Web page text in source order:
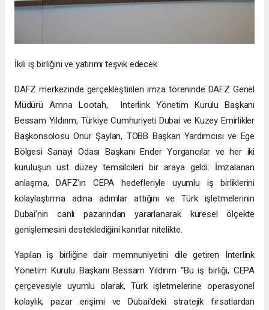
İkili iş birliğini ve yatırımı teşvik edecek
DAFZ merkezinde gerçekleştirilen imza töreninde DAFZ Genel
Müdürü Amna Lootah, Interlink Yönetim Kurulu Başkanı
Bessam Yıldırım, Türkiye Cumhuriyeti Dubai ve Kuzey Emirlikler
Başkonsolosu Onur Şaylan, TOBB Başkan Yardımcısı ve Ege
Bölgesi Sanayi Odası Başkanı Ender Yorgancılar ve her iki
kuruluşun üst düzey temsilcileri bir araya geldi. İmzalanan
anlaşma, DAFZ’ın CEPA hedefleriyle uyumlu iş birliklerini
kolaylaştırma adına adımlar attığını ve Türk işletmelerinin
Dubai’nin canlı pazarından yararlanarak küresel ölçekte
genişlemesini desteklediğini kanıtlar nitelikte.
Yapılan iş birliğine dair memnuniyetini dile getiren Interlink
Yönetim Kurulu Başkanı Bessam Yıldırım “Bu iş birliği, CEPA
çerçevesiyle uyumlu olarak, Türk işletmelerine operasyonel
kolaylık, pazar erişimi ve Dubai’deki stratejik fırsatlardan